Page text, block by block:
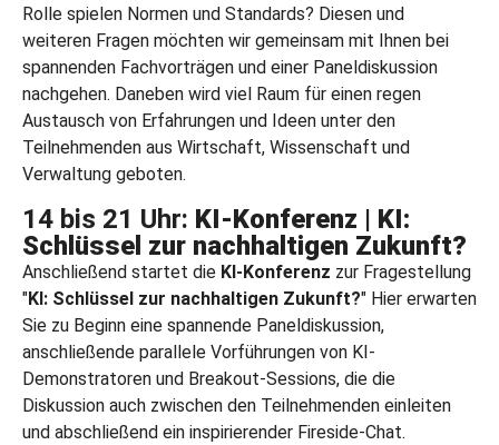
Rolle spielen Normen und Standards? Diesen und
weiteren Fragen möchten wir gemeinsam mit Ihnen bei
spannenden Fachvorträgen und einer Paneldiskussion
nachgehen. Daneben wird viel Raum für einen regen
Austausch von Erfahrungen und Ideen unter den
Teilnehmenden aus Wirtschaft, Wissenschaft und
Verwaltung geboten.
14 bis 21 Uhr: KI-Konferenz | KI:
Schlüssel zur nachhaltigen Zukunft?
Anschließend startet die KI-Konferenz zur Fragestellung
"KI: Schlüssel zur nachhaltigen Zukunft?" Hier erwarten
Sie zu Beginn eine spannende Paneldiskussion,
anschließende parallele Vorführungen von KI-
Demonstratoren und Breakout-Sessions, die die
Diskussion auch zwischen den Teilnehmenden einleiten
und abschließend ein inspirierender Fireside-Chat.